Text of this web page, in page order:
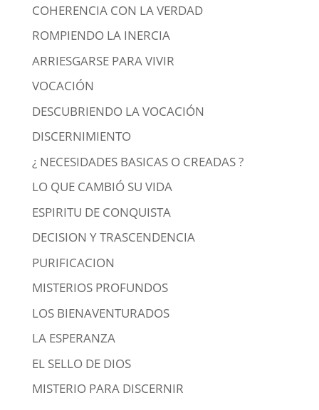
COHERENCIA CON LA VERDAD
ROMPIENDO LA INERCIA
ARRIESGARSE PARA VIVIR
VOCACIÓN
DESCUBRIENDO LA VOCACIÓN
DISCERNIMIENTO
¿ NECESIDADES BASICAS O CREADAS ?
LO QUE CAMBIÓ SU VIDA
ESPIRITU DE CONQUISTA
DECISION Y TRASCENDENCIA
PURIFICACION
MISTERIOS PROFUNDOS
LOS BIENAVENTURADOS
LA ESPERANZA
EL SELLO DE DIOS
MISTERIO PARA DISCERNIR